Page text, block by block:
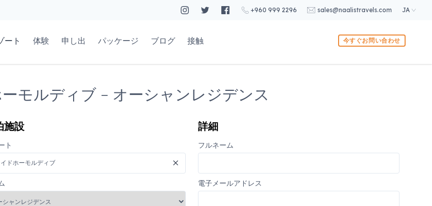
+960 999 2296 sales@naalistravels.com JA
ート 体験 申し出 パッケージ ブログ 接触 今すぐお問い合わせ
モルディブ - オーシャンレジデンス
施設
ト
詳細
フルネーム
電子メールアドレス